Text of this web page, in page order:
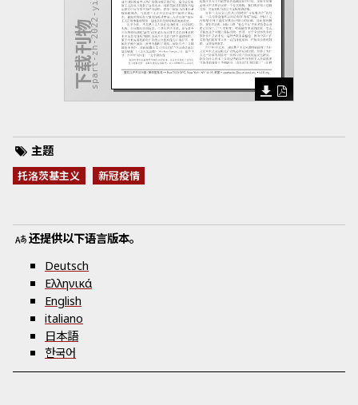
下载刊物
主题
托洛茨基主义 新冠疫情
还提供以下语言版本。
Deutsch
Ελληνικά
English
italiano
日本語
한국어